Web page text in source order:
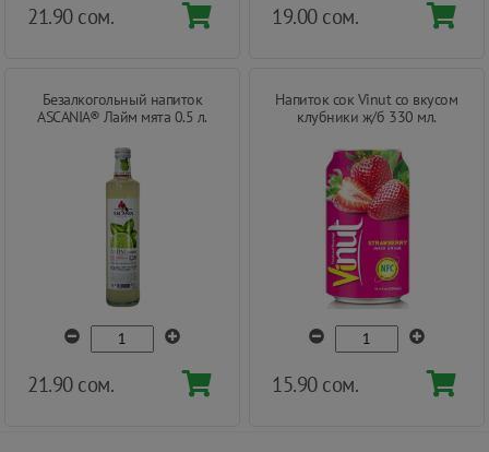
21.90 сом. 19.00 сом.
Безалкогольный напиток
ASCANIA® Лайм мята 0.5 л.
21.90 сом.
Напиток сок Vinut со вкусом
клубники ж/б 330 мл.
15.90 сом.